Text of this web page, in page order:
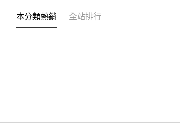
本分類熱銷 全站排行